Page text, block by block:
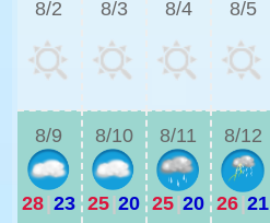
8/2 8/3 8/4 8/5
8/9
28 23
8/10
25 20
8/11
25 20
8/12
26 21